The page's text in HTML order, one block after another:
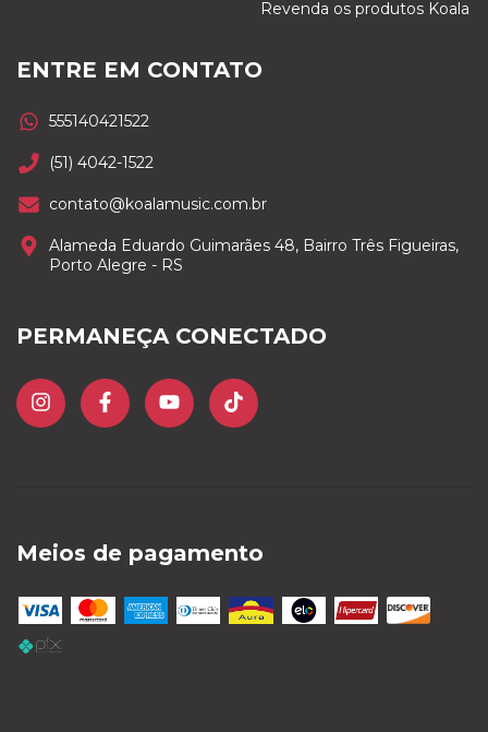
Revenda os produtos Koala
ENTRE EM CONTATO
555140421522
(51) 4042-1522
contato@koalamusic.com.br
Alameda Eduardo Guimarães 48, Bairro Três Figueiras,
Porto Alegre - RS
PERMANEÇA CONECTADO
Meios de pagamento